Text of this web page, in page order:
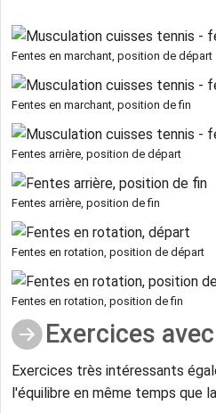
Fentes en marchant, position de départ
Fentes en marchant, position de fin
Fentes arrière, position de départ
Fentes arrière, position de fin
Fentes en rotation, position de départ
Fentes en rotation, position de fin
Exercices
Exercices très intéressants
l'équilibre en même temps que